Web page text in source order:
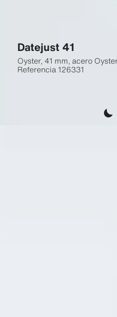
Datejust 41
Oyster, 41 mm, acero
Referencia126331